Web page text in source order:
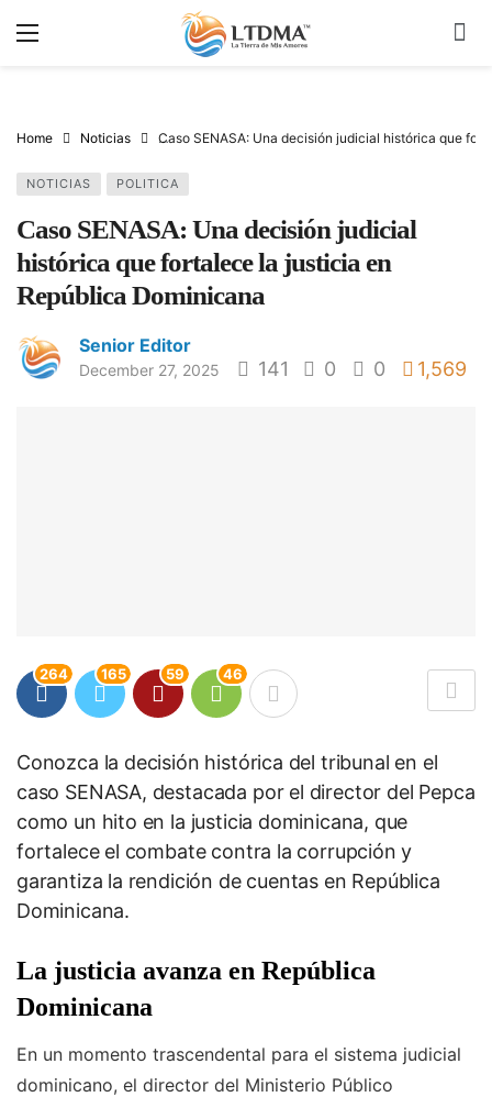
Home Noticias Caso SENASA: Una decisión judicial histórica que
NOTICIAS POLITICA
Caso SENASA: Una decisión judicial
histórica que fortalece la justicia en
República Dominicana
Senior Editor
December 27, 2025 141 0 0 1,569
264 165 59 46
Conozca la decisión histórica del tribunal en el
caso SENASA, destacada por el director del Pepca
como un hito en la justicia dominicana, que
fortalece el combate contra la corrupción y
garantiza la rendición de cuentas en República
Dominicana.
La justicia avanza en República
Dominicana
En un momento trascendental para el sistema judicial
dominicano, el director del Ministerio Público